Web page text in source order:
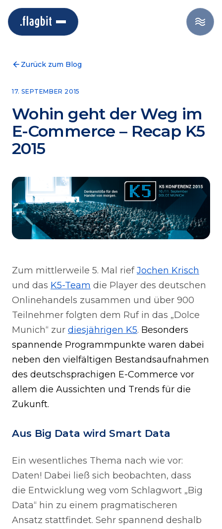
Zurück zum Blog
17. SEPTEMBER 2015
Wohin geht der Weg im
E-Commerce – Recap K5
2015
Zum mittlerweile 5. Mal riefJochen Krisch
und das K5-Team die Player des deutschen
Onlinehandels zusammen und über 900
Teilnehmer folgten dem Ruf in das „Dolce
Munich“ zur diesjährigen K5. Besonders
spannende Programmpunkte waren dabei
neben den vielfältigen Bestandsaufnahmen
des deutschsprachigen E-Commerce vor
allem die Aussichten und Trends für die
Zukunft.
Aus Big Data wird Smart Data
Ein wesentliches Thema nach wie vor:
Daten! Dabei ließ sich beobachten, dass
die Entwicklung weg vom Schlagwort „Big
Data“ hin zu einem pragmatischeren
Ansatz stattfindet. Sehr spannend deshalb